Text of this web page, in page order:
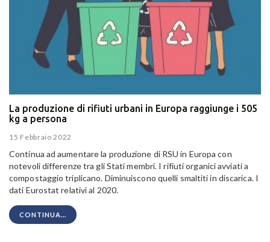
La produzione di rifiuti urbani in Europa raggiunge i 505
kg a persona
15 Febbraio 2022
Continua ad aumentare la produzione di RSU in Europa con
notevoli differenze tra gli Stati membri. I rifiuti organici avviati a
compostaggio triplicano. Diminuiscono quelli smaltiti in discarica. I
dati Eurostat relativi al 2020.
CONTINUA...